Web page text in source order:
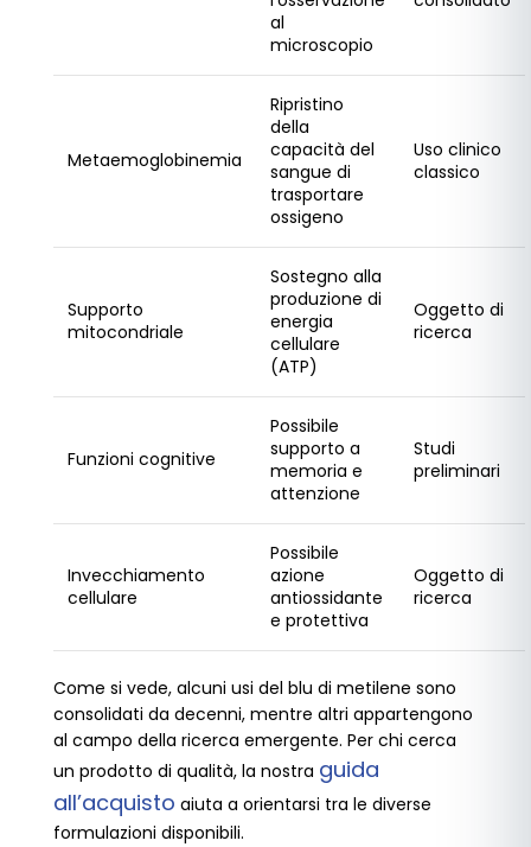
al
microscopio
Metaemoglobinemia
Ripristino
della
capacità del
sangue di
trasportare
ossigeno
Uso clinico
classico
Supporto
mitocondriale
Sostegno alla
produzione di
energia
cellulare
(ATP)
Oggetto di
ricerca
Funzioni cognitive
Possibile
supporto a
memoria e
attenzione
Studi
preliminari
Invecchiamento
cellulare
Possibile
azione
antiossidante
e protettiva
Oggetto di
ricerca
Come si vede, alcuni usi del blu di metilene sono
consolidati da decenni, mentre altri appartengono
al campo della ricerca emergente. Per chi cerca
un prodotto di qualità, la nostra guida
all’acquisto aiuta a orientarsi tra le diverse
formulazioni disponibili.